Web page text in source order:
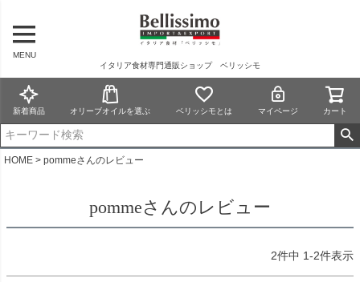
MENU
イタリア食材専門通販ショップ ベリッシモ
新着商品 オリーブオイルを選ぶ ベリッシモとは マイページ カート
HOME pommeさんのレビュー
pommeさんのレビュー
2件中 1-2件表示